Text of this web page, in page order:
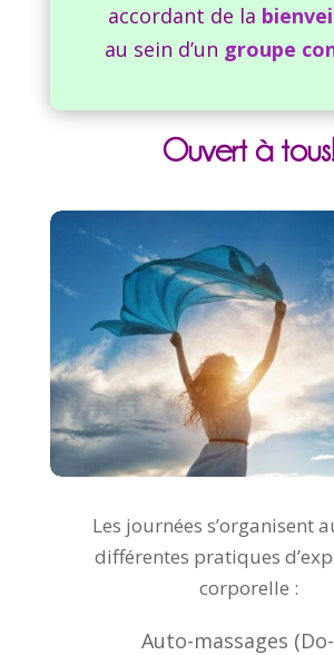
accordant de la
au sein d’un groupe
Ouvert à
Les journées s’organisent
différentes pratiques
corporelle :
Auto-massages